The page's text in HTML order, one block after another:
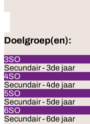
Doelgroep(en):
3SO
Secundair - 3de jaar
4SO
Secundair - 4de jaar
5SO
Secundair - 5de jaar
6SO
Secundair - 6de jaar